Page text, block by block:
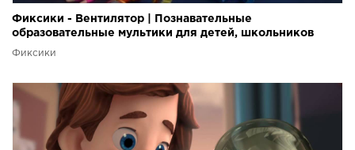
Фиксики - Вентилятор | Познавательные
образовательные мультики для детей, школьников
Фиксики